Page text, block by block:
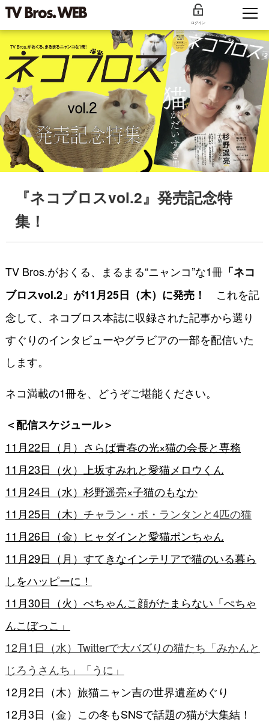
ログイン
『ネコブロスvol.2』発売記念特
集！
TV Bros.がおくる、まるまる“ニャンコ”な1冊「ネコ
ブロスvol.2」が11月25日（木）に発売！
これを記
念して、ネコブロス本誌に収録された記事から選り
すぐりのインタビューやグラビアの一部を配信いた
します。
ネコ満載の1冊を、どうぞご堪能ください。
＜配信スケジュール＞
11月22日（月）さらば青春の光×猫の会長と専務
11月23日（火）上坂すみれと愛猫メロウくん
11月24日（水）杉野遥亮×子猫のもなか
11月25日（木） チャラン・ポ・ランタンと4匹の猫
11月26日（金）ヒャダインと愛猫ポンちゃん
11月29日（月）すてきなインテリアで猫のいる暮ら
しをハッピーに！
11月30日（火）ぺちゃんこ顔がたまらない「ぺちゃ
んこぼっこ」
12月1日（水）Twitterで大バズりの猫たち「みかんと
じろうさんち」「うに」
12月2日（木）旅猫ニャン吉の世界遺産めぐり
12月3日（金）この冬もSNSで話題の猫が大集結！